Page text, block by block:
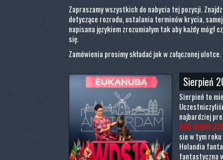
Zapraszamy wszystkich do nabycia tej pozycji.
dotyczące rozrodu, ustalania terminów krycia,
napisana językiem zrozumiałym tak aby każdy mógł
się.
Zamówienia prosimy składać jak w załączonej ulotce.
Sierpień
Sierpień to
najbardziej
DOG SHOW
sie w tym
Holandia
fantastyczna